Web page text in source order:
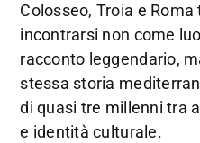
Colosseo, Troia e
incontrarsi non come
racconto leggendario,
stessa storia
di quasi tre millenni tra
e identità culturale.